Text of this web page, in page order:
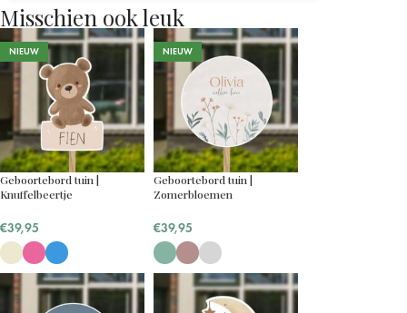
Misschien ook leuk
NIEUW
Geboortebord tuin |
Knuffelbeertje
€39,95
NIEUW
Geboortebord tuin |
Zomerbloemen
€39,95